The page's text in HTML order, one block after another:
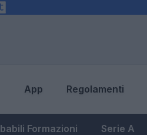
App Regolamenti
Formazioni Serie A